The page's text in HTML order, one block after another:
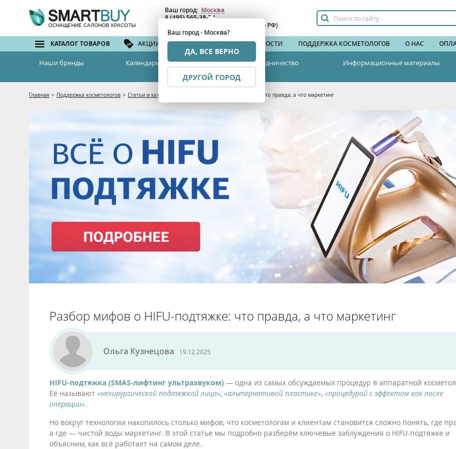
ОСНАЩЕНИЕ САЛОНОВ КРАСОТЫ
Ваш город: Москва
Ваш город - Москва?
ДА, ВСЕ ВЕРНО
ДРУГОЙ ГОРОД
8 (495) 565-38-74
(бесплатный по РФ)
КАТАЛОГ ТОВАРОВ АКЦИИ И СКИДКИ БРЕНДЫ НОВОСТИ ПОДДЕРЖКА КОСМЕТОЛОГОВ О НАС
Наши бренды Календарь семинаров Сотрудничество Информационные материалы
Главная > Поддержка косметологов > Статьи и каталоги Разбор мифов о HIFU-подтяжке: что правда, а что маркетинг
Разбор мифов о HIFU-подтяжке: что правда, а что маркетинг
Ольга Кузнецова 19.12.2025
HIFU-подтяжка (SMAS-лифтинг ультразвуком) — одна из самых обсуждаемых процедур в аппаратной
Её называют «нехирургической подтяжкой лица», «альтернативой пластике», «процедурой с эффектом как после
операции».
Но вокруг технологии накопилось столько мифов, что косметологам и клиентам становится сложно понять, где
а где — чистой воды маркетинг. В этой статье мы подробно разберём ключевые заблуждения о HIFU-подтяжке и
объясним, как всё работает на самом деле.